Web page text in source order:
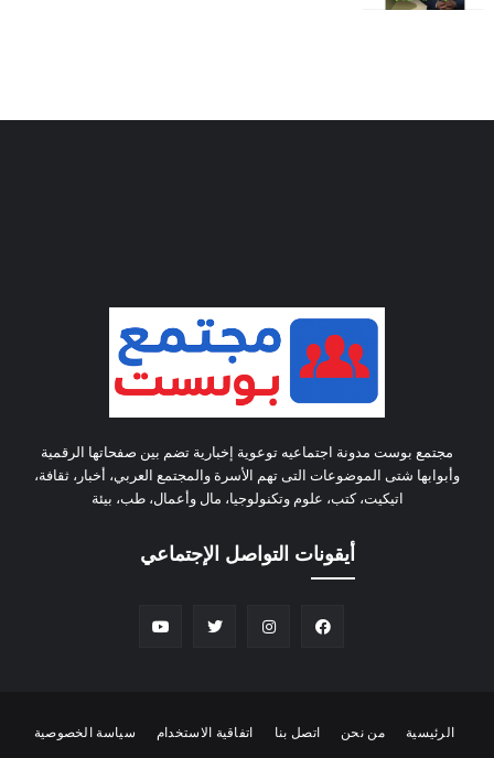
مجتمع بوست مدونة اجتماعيه توعوية إخبارية تضم بين صفحاتها الرقمية
وأبوابها شتى الموضوعات التى تهم الأسرة والمجتمع العربي، أخبار، ثقافة،
اتيكيت، كتب، علوم وتكنولوجيا، مال وأعمال، طب، بيئة
أيقونات التواصل الإجتماعي
الرئيسية من نحن اتصل بنا اتفاقية الاستخدام سياسة الخصوصية